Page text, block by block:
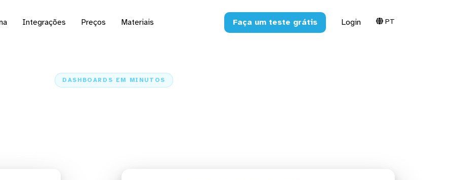
Integrações Preços Materiais Faça um teste grátis Login PT
DASHBOARDS EM MINUTOS